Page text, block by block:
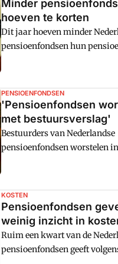
Minder
hoeven te korten
Dit jaar hoeven minder
pensioenfondsen hun
het er 66, nu zijn er nog 38
pensioenfondsen die per 1
pensioen moeten verlagen bij
afronden van de vijfjarige
herstelplannen.
PENSIOENFONDSEN
'Pensioenfondsen
met bestuursverslag'
Bestuurders van Nederlandse
pensioenfondsen worstelen in
hun jaarverslagen. Ze moeten
meer informatie opnemen
strengere wet- en regelgeving
om meer transparantie. Dat
leesbaarheid en
jaarverslaggeving niet ten
KOSTEN
Pensioenfondsen
weinig inzicht in
Ruim een kwart van de
pensioenfondsen geeft